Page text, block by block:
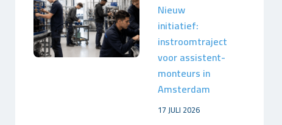
Nieuw
initiatief:
instroomtraject
voor assistent-
monteurs in
Amsterdam
17 JULI 2026